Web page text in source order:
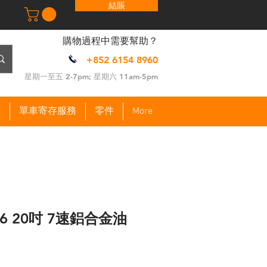
結賬
​購物過程中需要幫助？
+852 6154 8960
​星期一至五 2-7pm; 星期六 11am-5pm
單車寄存服務 零件 More
20吋 7速鋁合金油